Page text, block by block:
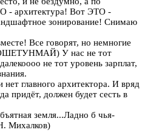
- архитектура! Вот ЭТО -
зонирование! Снимаю
Все говорят, но немногие
У нас не тот
не тот уровень зарплат,
нет главного архитектора. И вряд
придёт, должен будет сесть в
земля...Ладно б чья-
Михалков)